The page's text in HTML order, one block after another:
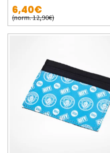
6,40€
(norm. 12,90€)